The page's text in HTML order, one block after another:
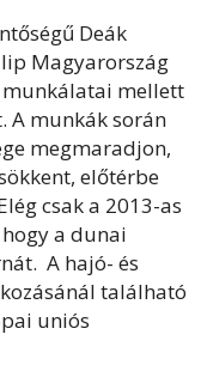
Deák
Magyarország
munkálatai mellett
A munkák során
megmaradjon,
előtérbe
csak a 2013-as
a dunai
A hajó- és
található
uniós